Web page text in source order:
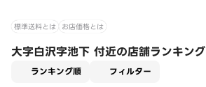
標準送料とは お店価格とは
大字白沢字池下 付近の店舗ランキング
ランキング順 フィルター